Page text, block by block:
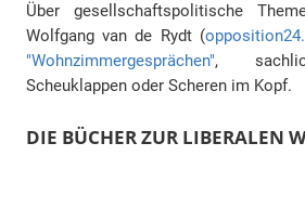
Über gesellschaftspolitische
Wolfgang van de Rydt (
"Wohnzimmergesprächen",
Scheuklappen oder Scheren im Kopf.
DIE BÜCHER ZUR LIBERALEN